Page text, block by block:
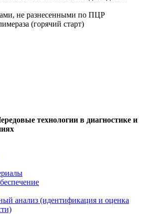
технологии в диагностике и
анализ (идентификация и оценка